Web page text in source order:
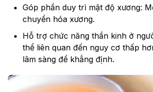
Góp phần duy trì mật độ xương:
chuyển hóa xương.
Hỗ trợ chức năng thần kinh ở
thể liên quan đến nguy cơ thấp
lâm sàng để khẳng định.